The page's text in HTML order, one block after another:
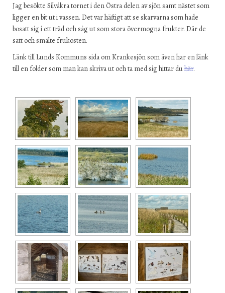
Jag besökte Silvåkra tornet i den Östra delen av sjön samt nästet som
ligger en bit ut i vassen. Det var häftigt att se skarvarna som hade
bosatt sig i ett träd och såg ut som stora övermogna frukter. Där de
satt och smälte frukosten.
Länk till Lunds Kommuns sida om Krankesjön som även har en länk
till en folder som man kan skriva ut och ta med sig hittar duhär.